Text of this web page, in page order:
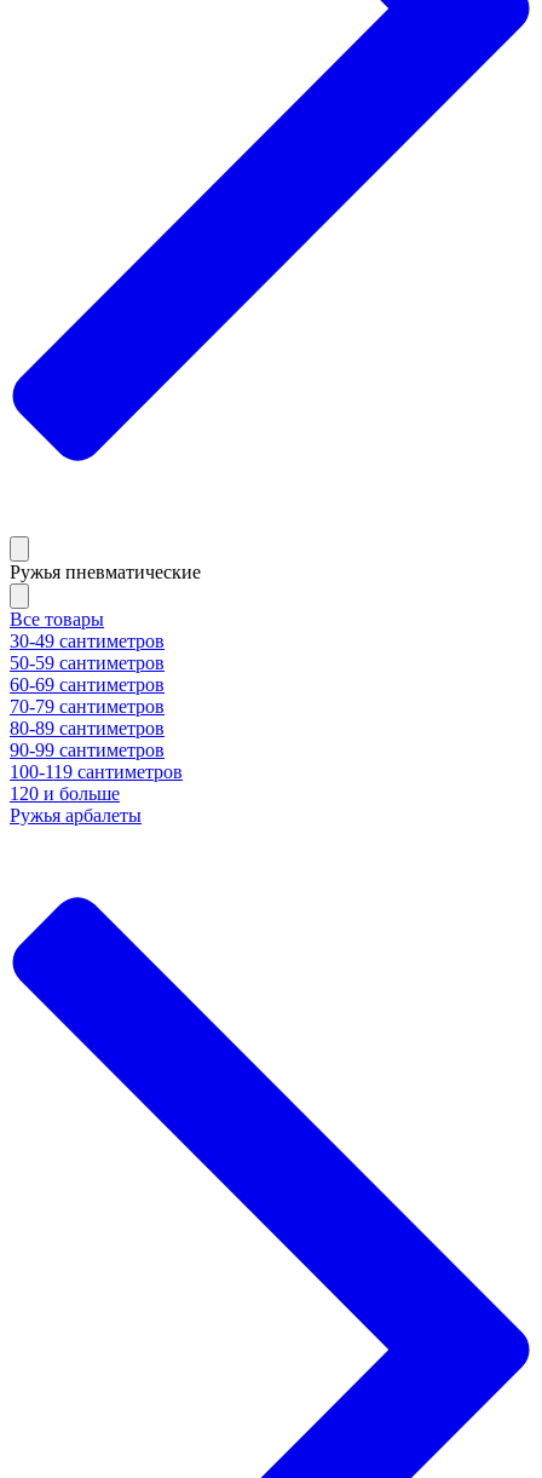
Ружья пневматические
Все товары
30-49 сантиметров
50-59 сантиметров
60-69 сантиметров
70-79 сантиметров
80-89 сантиметров
90-99 сантиметров
100-119 сантиметров
120 и больше
Ружья арбалеты